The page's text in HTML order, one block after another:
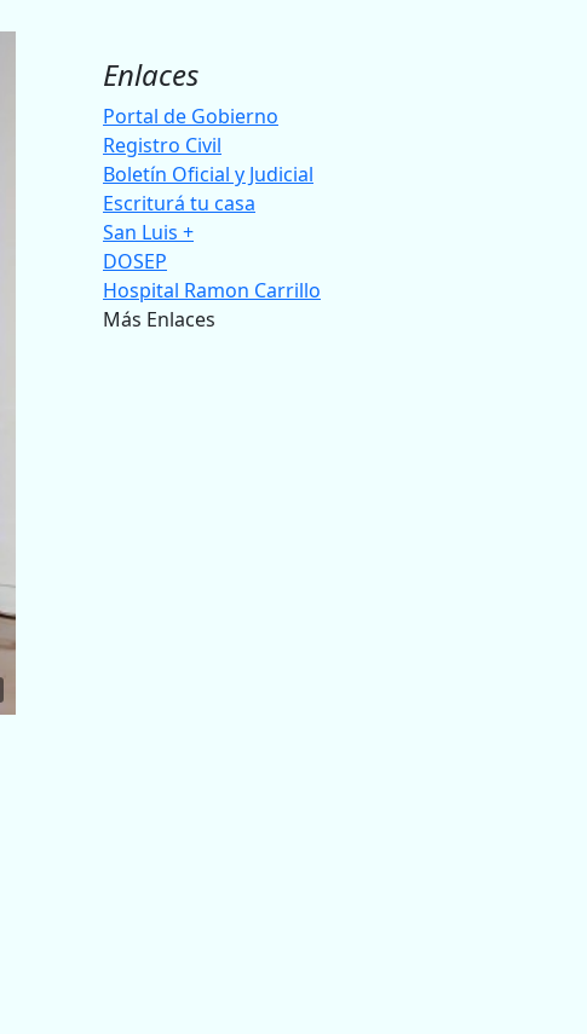
Enlaces
Portal de Gobierno
Registro Civil
Boletín Oficial y Judicial
Escriturá tu casa
San Luis +
DOSEP
Hospital Ramon Carrillo
Más Enlaces